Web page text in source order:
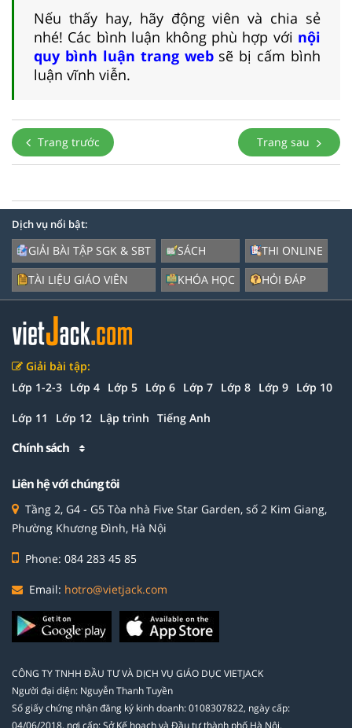
Nếu thấy hay, hãy động viên và chia sẻ
nhé! Các bình luận không phù hợp với nội
quy bình luận trang websẽ bị cấm bình
luận vĩnh viễn.
Trang trước Trang sau
Dịch vụ nổi bật:
GIẢI BÀI TẬP SGK & SBT
TÀI LIỆU GIÁO VIÊN
SÁCH
KHÓA HỌC
THI ONLINE
HỎI ĐÁP
Giải bài tập:
Lớp 1-2-3 Lớp 4 Lớp 5 Lớp 6 Lớp 7 Lớp 8 Lớp 9 Lớp 10
Lớp 11 Lớp 12 Lập trình Tiếng Anh
Chính sách
Liên hệ với chúng tôi
Tầng 2, G4 - G5 Tòa nhà Five Star Garden, số 2 Kim Giang,
Phường Khương Đình, Hà Nội
Phone: 084 283 45 85
Email: hotro@vietjack.com
CÔNG TY TNHH ĐẦU TƯ VÀ DỊCH VỤ GIÁO DỤC VIETJACK
Người đại diện: Nguyễn Thanh Tuyền
Số giấy chứng nhận đăng ký kinh doanh: 0108307822, ngày cấp:
04/06/2018, nơi cấp: Sở Kế hoạch và Đầu tư thành phố Hà Nội.